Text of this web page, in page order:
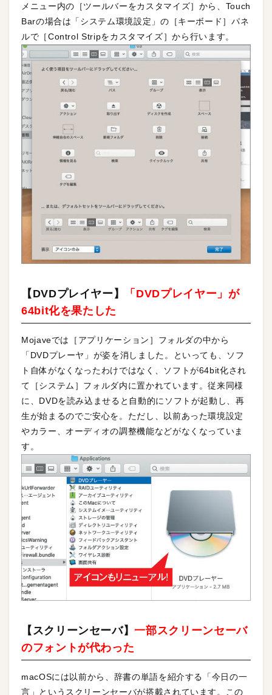
メニュー内の［ツールバーをカスタマイズ］から、Touch
Barの場合は「システム環境設定」の［キーボード］パネ
ルで［Control Stripをカスタマイズ］から行います。
【DVDプレイヤー】
「DVDプレイヤー」が
64bit化を果たした
Mojaveでは［アプリケーション］フォルダの中から
「DVDプレーヤ」が姿を消しました。といっても、ソフ
ト自体がなくなったわけではなく、ソフトが64bit化され
て［システム］フォルダ内に置かれています。従来同様
に、DVDを読み込ませると自動的にソフトが起動し、再
生が始まるのでご安心を。ただし、以前あった環境設定
やカラー、オーディオの調整機能などがなくなっていま
す。
【スクリーンセーバ】一部スクリーンセーバ
のフォントが代わった
macOSには以前から、辞書の単語を紹介する「今日の一
言」というスクリーンセーバが搭載されています。この